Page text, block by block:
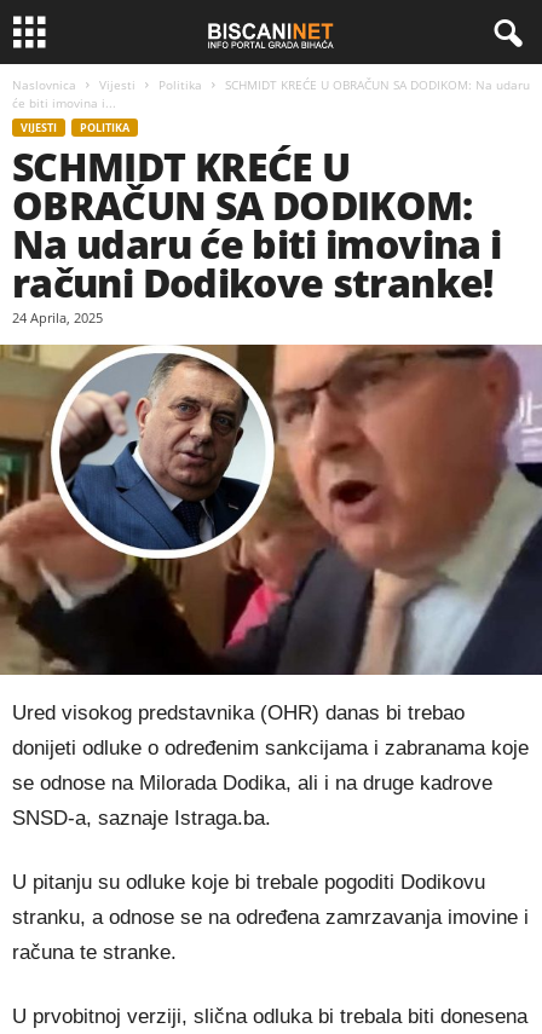
Naslovnica Vijesti Politika
SCHMIDT KREĆE U OBRAČUN SA DODIKOM: Na udaru
će biti imovina i...
VIJESTI POLITIKA
SCHMIDT KREĆE U
OBRAČUN SA DODIKOM:
Na udaru će biti imovina i
računi Dodikove stranke!
24 Aprila, 2025
Ured visokog predstavnika (OHR) danas bi trebao
donijeti odluke o određenim sankcijama i zabranama koje
se odnose na Milorada Dodika, ali i na druge kadrove
SNSD-a, saznaje Istraga.ba.
U pitanju su odluke koje bi trebale pogoditi Dodikovu
stranku, a odnose se na određena zamrzavanja imovine i
računa te stranke.
U prvobitnoj verziji, slična odluka bi trebala biti donesena